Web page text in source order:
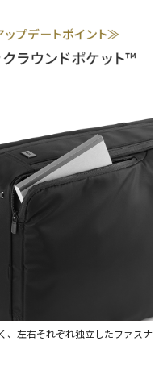
、左右それぞれ独立したファスナ